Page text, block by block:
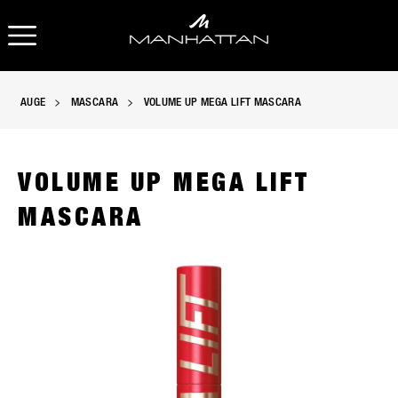
OPEN NAVIGATION
AUGE MASCARA VOLUME UP MEGA LIFT MASCARA
VOLUME UP MEGA LIFT
MASCARA